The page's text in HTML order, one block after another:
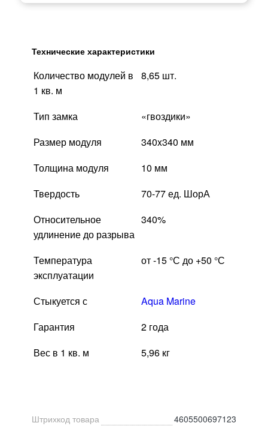
Технические характеристики
Количество модулей в
1 кв. м
8,65 шт.
Тип замка
«гвоздики»
Размер модуля
340x340 мм
Толщина модуля
10 мм
Твердость
70-77 ед. ШорА
Относительное
удлинение до разрыва
340%
Температура
эксплуатации
от -15 °С до +50 °С
Стыкуется с
Aqua Marine
Гарантия
2 года
Вес в 1 кв. м
5,96 кг
Штрихкод товара 4605500697123